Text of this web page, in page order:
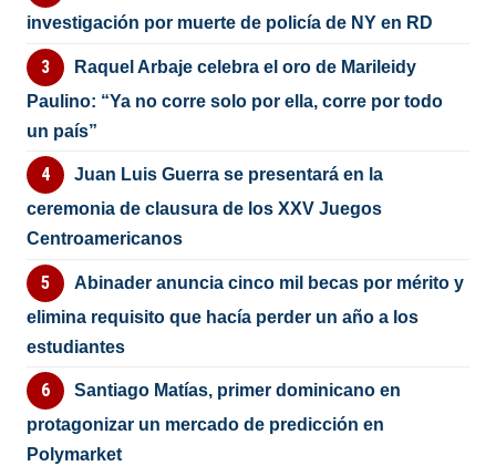
investigación por muerte de policía de NY en RD
Raquel Arbaje celebra el oro de Marileidy
Paulino: “Ya no corre solo por ella, corre por todo
un país”
Juan Luis Guerra se presentará en la
ceremonia de clausura de los XXV Juegos
Centroamericanos
Abinader anuncia cinco mil becas por mérito y
elimina requisito que hacía perder un año a los
estudiantes
Santiago Matías, primer dominicano en
protagonizar un mercado de predicción en
Polymarket